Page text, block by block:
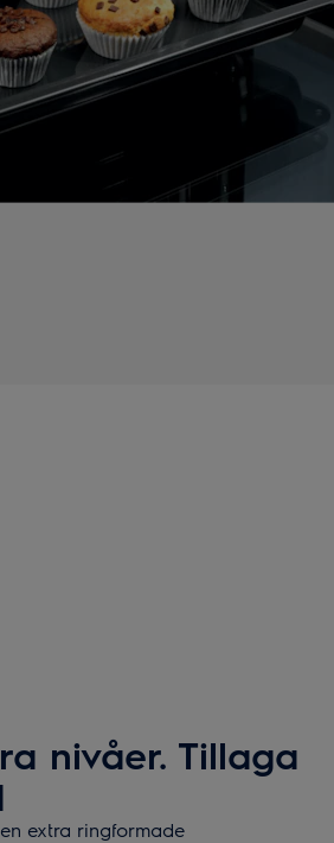
nivåer. Tillaga
extra ringformade